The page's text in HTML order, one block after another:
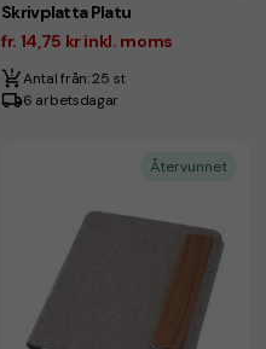
Skrivplatta Platu
fr. 14,75 kr inkl. moms
Antal från: 25 st
6 arbetsdagar
Återvunnet